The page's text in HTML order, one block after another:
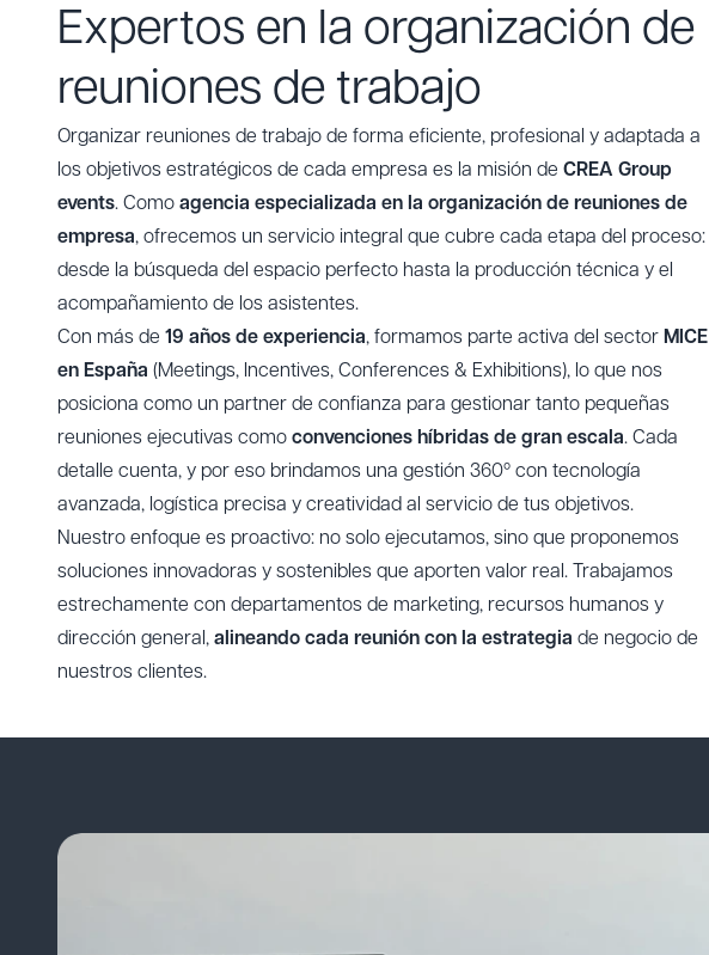
Expertos en la organización de
reuniones de trabajo
Organizar reuniones de trabajo de forma eficiente, profesional y adaptada a
los objetivos estratégicos de cada empresa es la misión de CREA Group
events. Como agencia especializada en la organización de reuniones de
empresa, ofrecemos un servicio integral que cubre cada etapa del proceso:
desde la búsqueda del espacio perfecto hasta la producción técnica y el
acompañamiento de los asistentes.
Con más de 19 años de experiencia, formamos parte activa del sector MICE
en España (Meetings, Incentives, Conferences & Exhibitions), lo que nos
posiciona como un partner de confianza para gestionar tanto pequeñas
reuniones ejecutivas como convenciones híbridas de gran escala. Cada
detalle cuenta, y por eso brindamos una gestión 360º con tecnología
avanzada, logística precisa y creatividad al servicio de tus objetivos.
Nuestro enfoque es proactivo: no solo ejecutamos, sino que proponemos
soluciones innovadoras y sostenibles que aporten valor real. Trabajamos
estrechamente con departamentos de marketing, recursos humanos y
dirección general, alineando cada reunión con la estrategia de negocio de
nuestros clientes.